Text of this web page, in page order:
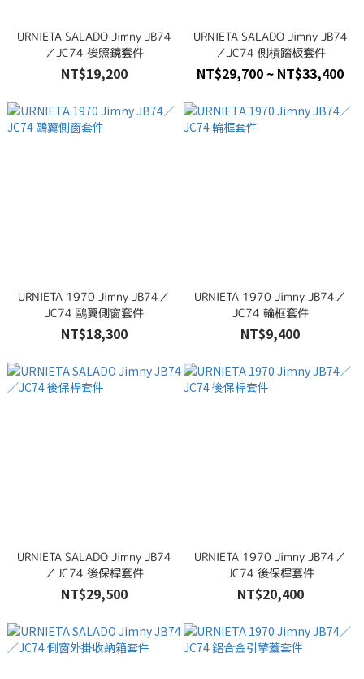
URNIETA SALADO Jimny JB74
／JC74 後照鏡套件
NT$19,200
URNIETA SALADO Jimny JB74
／JC74 側槓踏板套件
NT$29,700 ~ NT$33,400
URNIETA 1970 Jimny JB74／
JC74 鷗翼側窗套件
NT$18,300
URNIETA 1970 Jimny JB74／
JC74 輪框套件
NT$9,400
URNIETA SALADO Jimny JB74
／JC74 後保桿套件
NT$29,500
URNIETA 1970 Jimny JB74／
JC74 後保桿套件
NT$20,400